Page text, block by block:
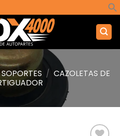
SOPORTES / CAZOLETAS DE